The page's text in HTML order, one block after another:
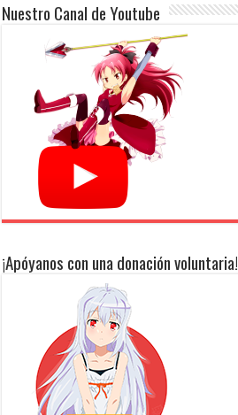
Nuestro Canal de Youtube
¡Apóyanos con una donación voluntaria!